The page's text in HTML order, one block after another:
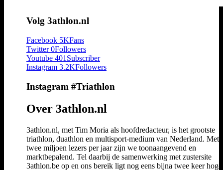
Volg 3athlon.nl
Facebook 5KFans
Twitter 0Followers
Youtube 401 Subscriber
Instagram 3.2KFollowers
Instagram #Triathlon
Over 3athlon.nl
3athlon.nl, met Tim Moria als hoofdredacteur, is het grootste
triathlon, duathlon en multisport-medium van Nederland. Met
twee miljoen lezers per jaar zijn we toonaangevend en
marktbepalend. Tel daarbij de samenwerking met zustersite
3athlon.be op en ons bereik ligt nog eens bijna twee keer